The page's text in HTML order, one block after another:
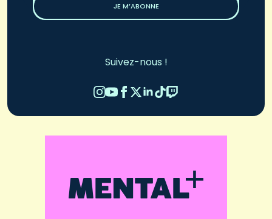
JE M’ABONNE
Suivez-nous !